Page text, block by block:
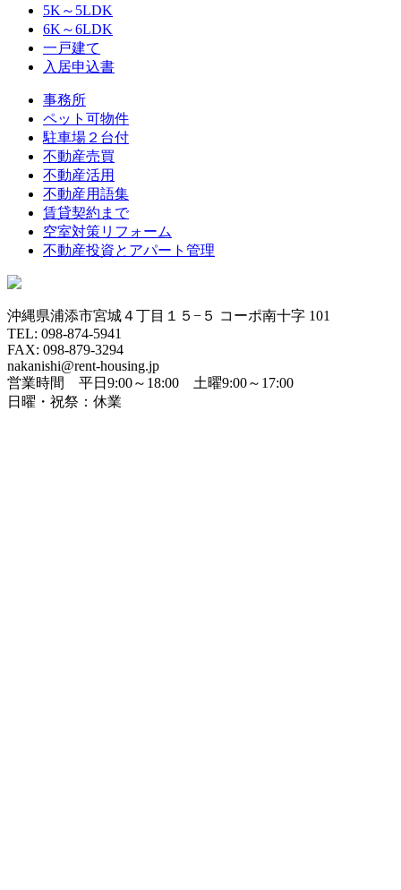
5K～5LDK
6K～6LDK
一戸建て
入居申込書
事務所
ペット可物件
駐車場２台付
不動産売買
不動産活用
不動産用語集
賃貸契約まで
空室対策リフォーム
不動産投資とアパート管理
沖縄県浦添市宮城４丁目１５−５ コーポ南十字 101
TEL: 098-874-5941
FAX: 098-879-3294
nakanishi@rent-housing.jp
営業時間 平日9:00～18:00 土曜9:00～17:00
日曜・祝祭：休業